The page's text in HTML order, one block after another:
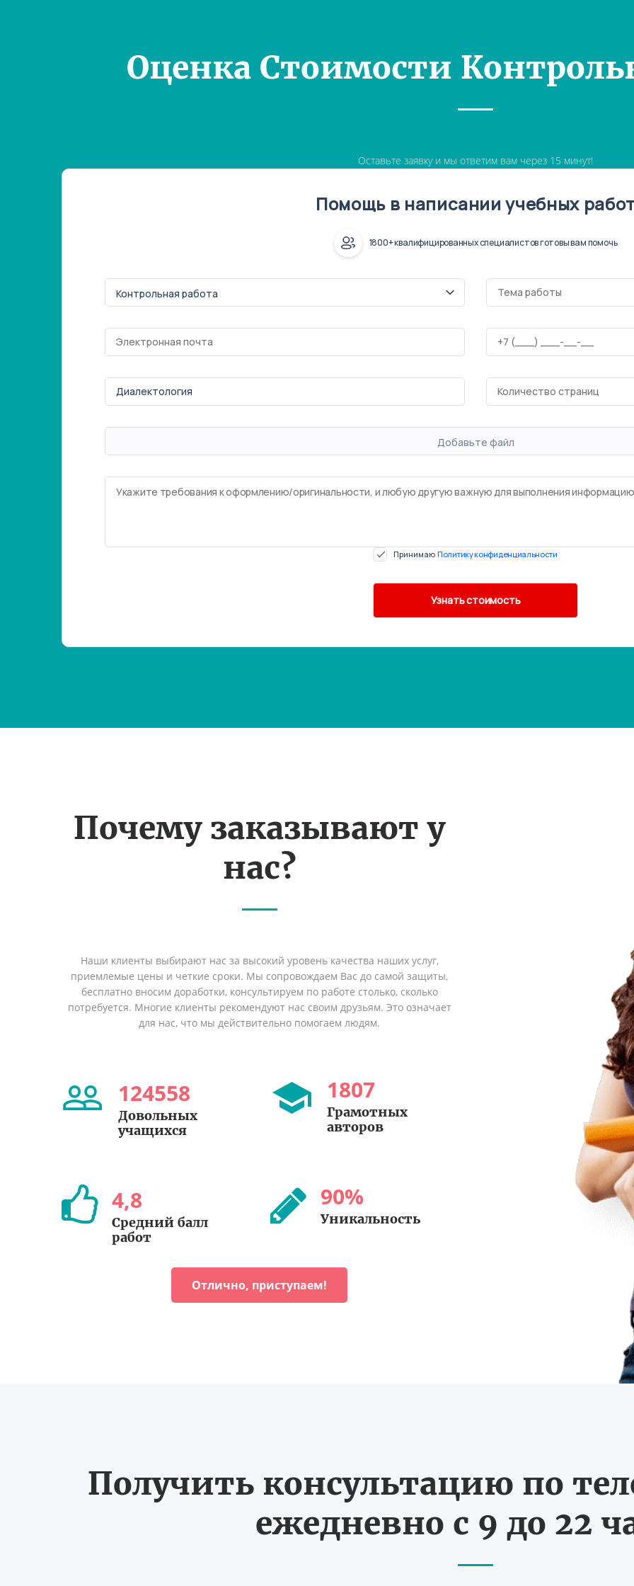
Оценка Стоимости
Оставьте заявку и мы ответим вам через 15 минут!
Помощь в написании учебных
1800+ квалифицированных специалистов готовы вам помочь
Добавьте файл
Принимаю Политику конфиденциальности
Почему заказывают у
нас?
Наши клиенты выбирают нас за высокий уровень качества наших услуг,
приемлемые цены и четкие сроки. Мы сопровождаем Вас до самой защиты,
бесплатно вносим доработки, консультируем по работе столько, сколько
потребуется. Многие клиенты рекомендуют нас своим друзьям. Это означает
для нас, что мы действительно помогаем людям.
124558
Довольных
учащихся
1807
Грамотных
авторов
4,8
Cредний балл
работ
90%
Уникальность
Отлично, приступаем!
Получить консультацию по
ежедневно с 9 до 22